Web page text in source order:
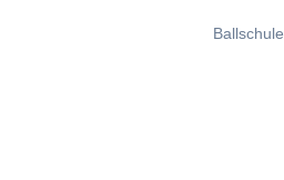
Ballschule